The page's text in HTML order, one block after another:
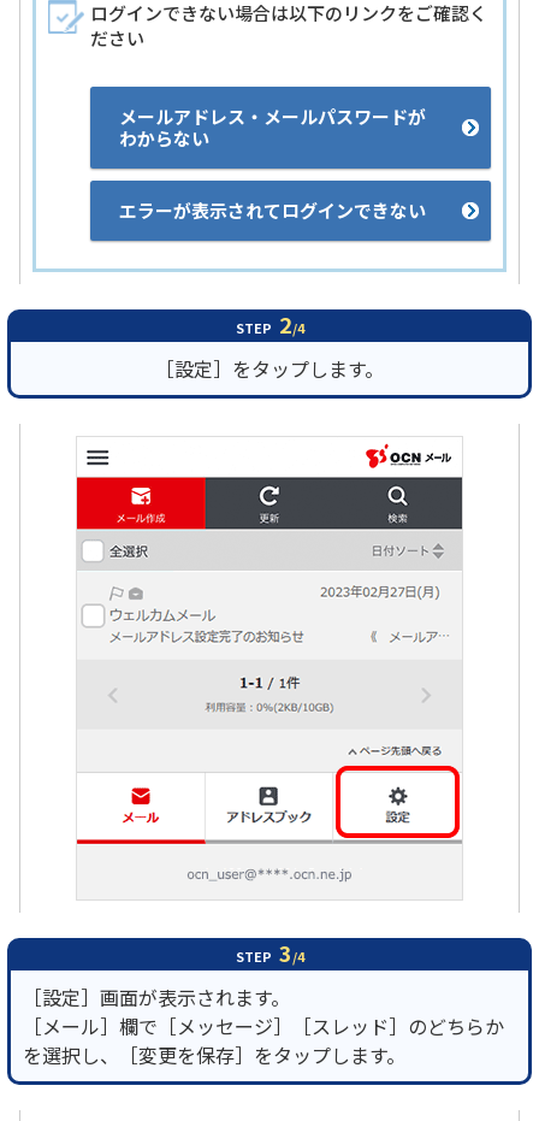
ログインできない場合は以下のリンクをご確認く
ださい
メールアドレス・メールパスワードが
わからない
エラーが表示されてログインできない
STEP 2/4
［設定］をタップします。
STEP 3/4
［設定］画面が表示されます。
［メール］欄で［メッセージ］［スレッド］のどちらか
を選択し、［変更を保存］をタップします。